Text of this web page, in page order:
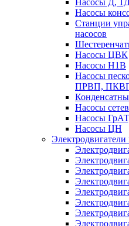
Насосы Д,
Насосы
Станции
насосов
Насосы ЦВК
Насосы Н1В
Насосы
ПРВП,
Насосы
Насосы
Насосы ЦН
Электродвигатели